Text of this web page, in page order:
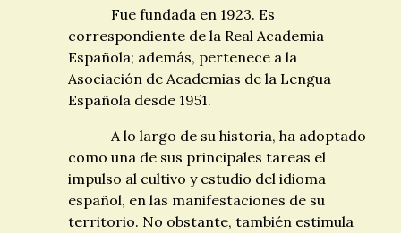
Fue fundada en 1923. Es
correspondiente de la Real Academia
Española; además, pertenece a la
Asociación de Academias de la Lengua
Española desde 1951.
A lo largo de su historia, ha adoptado
como una de sus principales tareas el
impulso al cultivo y estudio del idioma
español, en las manifestaciones de su
territorio. No obstante, también estimula